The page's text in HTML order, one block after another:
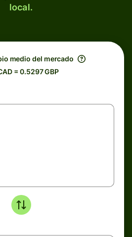
local.
medio del mercado
= 0.5297 GBP